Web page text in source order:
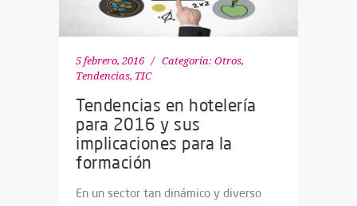
5 febrero, 2016 Categoría: Otros,
Tendencias, TIC
Tendencias en hotelería
para 2016 y sus
implicaciones para la
formación
En un sector tan dinámico y diverso